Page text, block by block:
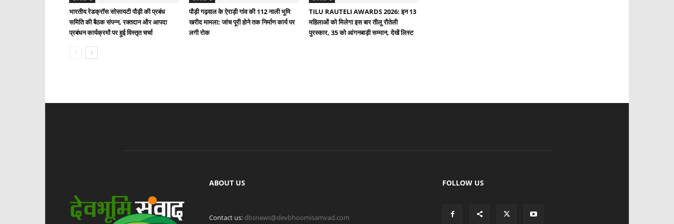
भारतीय रेडक्रॉस सोसायटी पौड़ी की प्रबंध
समिति की बैठक संपन्न, रक्तदान और आपदा
प्रबंधन कार्यक्रमों पर हुई विस्तृत चर्चा
पौड़ी गढ़वाल के ऐराड़ी गांव की 112 नाली भूमि
खरीद मामला: जांच पूरी होने तक निर्माण कार्य पर
लगी रोक
TILU RAUTELI AWARDS 2026: इन 13
महिलाओं को मिलेगा इस बार तीलू रौतेली
पुरस्कार, 35 को आंगनबाड़ी सम्मान, देखें लिस्ट
ABOUT US
Contact us: dbsnews@devbhoomisamvad.com
FOLLOW US